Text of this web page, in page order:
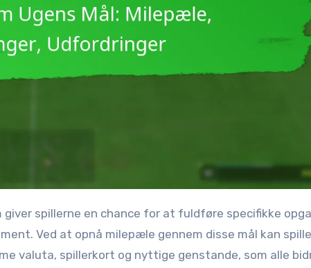
Ved at opnå milepæle gennem disse mål kan
valuta, spillerkort og nyttige genstande, som alle